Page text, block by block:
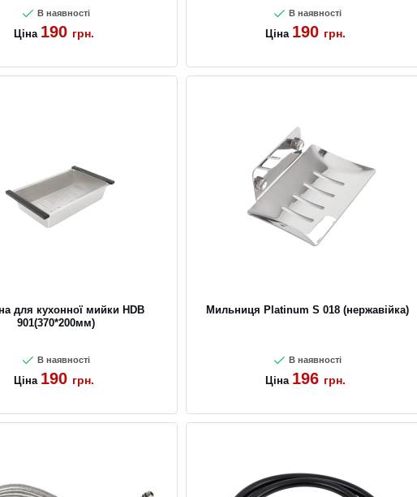
В наявності
Ціна 190 грн.
В наявності
Ціна 190 грн.
для кухонної мийки HDB
901(370*200мм)
В наявності
Ціна 190 грн.
Мильниця Platinum S 018 (нержавійка)
В наявності
Ціна 196 грн.